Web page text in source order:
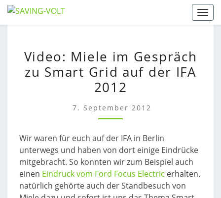
Skip
to
MIELE
IM
GESPRÄCH
ZU
SMART
GRID
DER
IFA
2012
Video: Miele im Gespräch
zu Smart Grid auf der IFA
2012
7. September 2012
Wir waren für euch auf der IFA in Berlin
unterwegs und haben von dort einige Eindrücke
mitgebracht. So konnten wir zum Beispiel auch
einen Eindruck vom Ford Focus Electric erhalten.
natürlich gehörte auch der Standbesuch von